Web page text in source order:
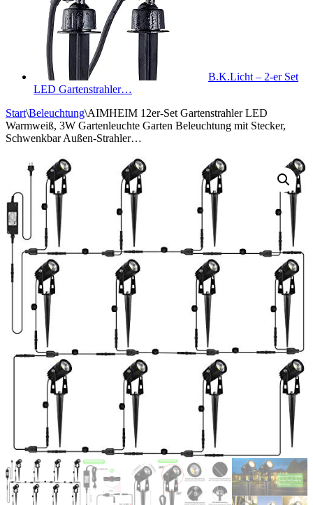
B.K.Licht – 2-er Set
LED Gartenstrahler…
Start\Beleuchtung\AIMHEIM 12er-Set Gartenstrahler LED
Warmweiß, 3W Gartenleuchte Garten Beleuchtung mit Stecker,
Schwenkbar Außen-Strahler…